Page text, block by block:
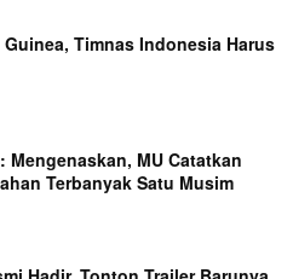
Timnas Indonesia Harus
Mengenaskan, MU Catatkan
Terbanyak Satu Musim